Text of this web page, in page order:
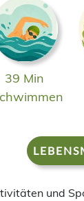
39 Min
und